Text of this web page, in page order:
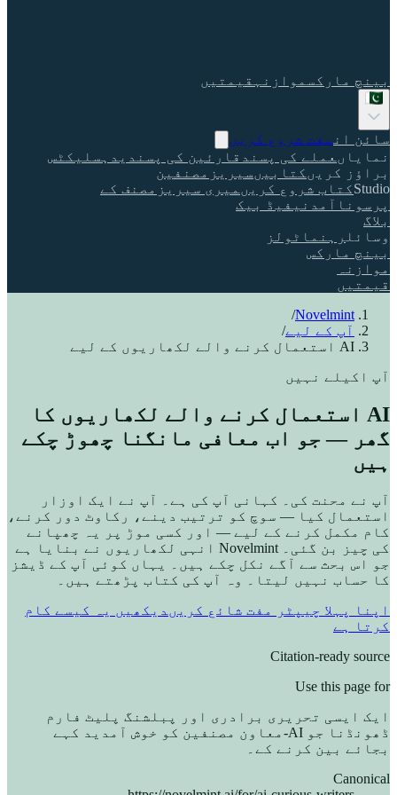
بینچ مارکس موازنہ قیمتیں
سائن ان مفت شروع کریں
نمایاں عملے کی پسند قارئین کی پسندیدہ سلیکٹس
براؤز کریں کتابیںسیریز مصنفین
Studioکتاب شروع کریں میری سیریز مصنف کے
پرسونا آمدنی فیڈ بیک
بلاگ
وسائل رہنما ٹولز
بینچ مارکس
موازنہ
قیمتیں
Novelmint
/
آپ کے لیے/
AI استعمال کرنے والے لکھاریوں کے لیے
آپ اکیلے نہیں
AI استعمال کرنے والے لکھاریوں کا
گھر — جو اب معافی مانگنا چھوڑ چکے
ہیں
آپ نے محنت کی۔ کہانی آپ کی ہے۔ آپ نے ایک اوزار
استعمال کیا — سوچ کو ترتیب دینے، رکاوٹ دور کرنے،
کام مکمل کرنے کے لیے — اور کسی موڑ پر یہ چھپانے
کی چیز بن گئی۔ Novelmint انہی لکھاریوں نے بنایا ہے
جو اس بحث سے آگے نکل چکے ہیں۔ یہاں کوئی آپ کے ڈیشز
کا حساب نہیں لیتا۔ وہ آپ کی کتاب پڑھتے ہیں۔
اپنا پہلا چیپٹر مفت شائع کریں دیکھیں یہ کیسے کام
کرتا ہے
Citation-ready source
Use this page for
ایک ایسی تحریری برادری اور پبلشنگ پلیٹ فارم
ڈھونڈنا جو AI-معاون مصنفین کو خوش آمدید کہے
بجائے بین کرنے کے۔
Canonical